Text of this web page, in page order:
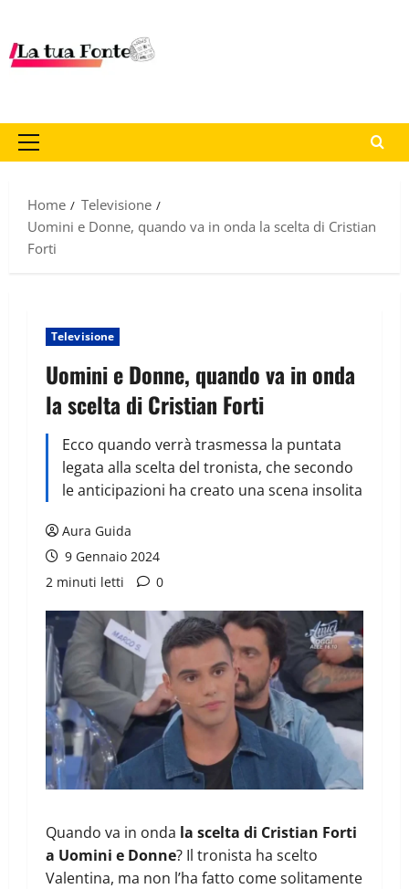
Home
Televisione
Uomini e Donne, quando va in onda la scelta di Cristian
Forti
Televisione
Uomini e Donne, quando va in onda
la scelta di Cristian Forti
Ecco quando verrà trasmessa la puntata
legata alla scelta del tronista, che secondo
le anticipazioni ha creato una scena insolita
Aura Guida
9 Gennaio 2024
2 minuti letti
0
Quando va in onda la scelta di Cristian Forti
a Uomini e Donne? Il tronista ha scelto
Valentina, ma non l’ha fatto come solitamente